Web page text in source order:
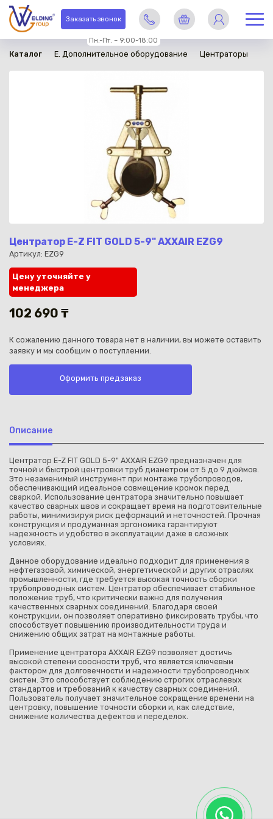
Заказать звонок
Пн.-Пт. – 9:00-18:00
Каталог E. Дополнительное оборудование Центраторы
Центратор E-Z FIT GOLD 5-9" AXXAIR EZG9
Артикул: EZG9
в наличии
Цену уточняйте у
менеджера
102 690 ₸
К сожалению данного товара нет в наличии, вы можете оставить
заявку и мы сообщим о поступлении.
Оформить предзаказ
Описание
Центратор E-Z FIT GOLD 5-9" AXXAIR EZG9 предназначен для
точной и быстрой центровки труб диаметром от 5 до 9 дюймов.
Это незаменимый инструмент при монтаже трубопроводов,
обеспечивающий идеальное совмещение кромок перед
сваркой. Использование центратора значительно повышает
качество сварных швов и сокращает время на подготовительные
работы, минимизируя риск деформаций и неточностей. Прочная
конструкция и продуманная эргономика гарантируют
надежность и удобство в эксплуатации даже в сложных
условиях.
Данное оборудование идеально подходит для применения в
нефтегазовой, химической, энергетической и других отраслях
промышленности, где требуется высокая точность сборки
трубопроводных систем. Центратор обеспечивает стабильное
положение труб, что критически важно для получения
качественных сварных соединений. Благодаря своей
конструкции, он позволяет оперативно фиксировать трубы, что
способствует повышению производительности труда и
снижению общих затрат на монтажные работы.
Применение центратора AXXAIR EZG9 позволяет достичь
высокой степени соосности труб, что является ключевым
фактором для долговечности и надежности трубопроводных
систем. Это способствует соблюдению строгих отраслевых
стандартов и требований к качеству сварных соединений.
Пользователь получает значительное сокращение времени на
центровку, повышение точности сборки и, как следствие,
снижение количества дефектов и переделок.